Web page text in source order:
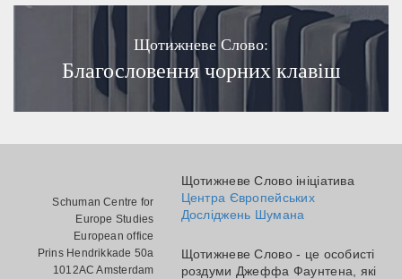
Щотижневе Слово:
Благословення чорних клавіш
Schuman Centre for
Europe Studies
European office
Prins Hendrikkade 50a
1012AC Amsterdam
Щотижневе Слово ініціатива
Центра Європейських
Досліджень Шумана
Щотижневе Слово - це особисті
роздуми Джеффа Фаунтена, які